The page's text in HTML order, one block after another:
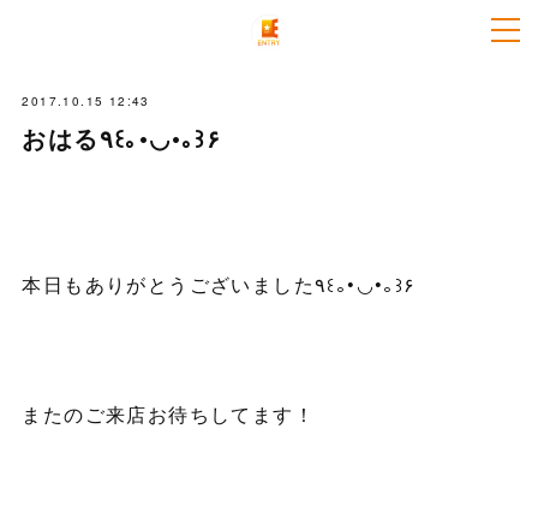
2017.10.15 12:43
おはる٩꒰｡•◡•｡꒱۶
本日もありがとうございました٩꒰｡•◡•｡꒱۶
またのご来店お待ちしてます！